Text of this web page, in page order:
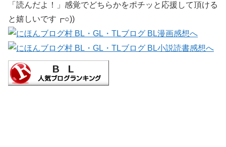
「読んだよ！」感覚でどちらかをポチッと応援して頂ける
と嬉しいです┏○))